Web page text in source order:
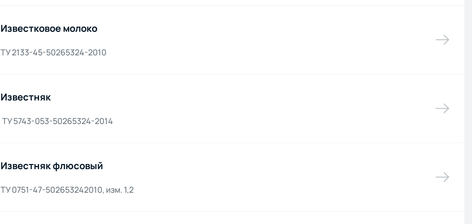
Известковое молоко
ТУ 2133-45-50265324-2010
Известняк
ТУ 5743-053-50265324-2014
Известняк флюсовый
ТУ 0751-47-502653242010, изм. 1,2